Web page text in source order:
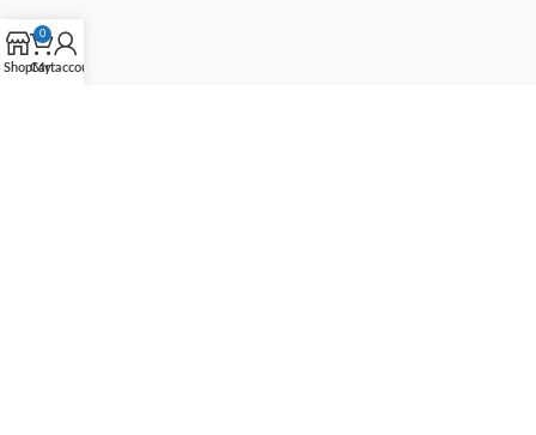
Shop
0
Cart
My account